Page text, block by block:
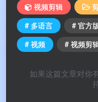
软件功能
⚙️ 软件功能
专业剪辑
视频剪辑
# 多语言
# 官方
# 视频
# 视频剪
如果这篇文章对你